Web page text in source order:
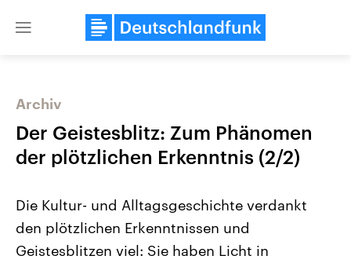
Close
Archiv
Der Geistesblitz: Zum Phänomen
der plötzlichen Erkenntnis (2/2)
Die Kultur- und Alltagsgeschichte verdankt
den plötzlichen Erkenntnissen und
Geistesblitzen viel: Sie haben Licht in